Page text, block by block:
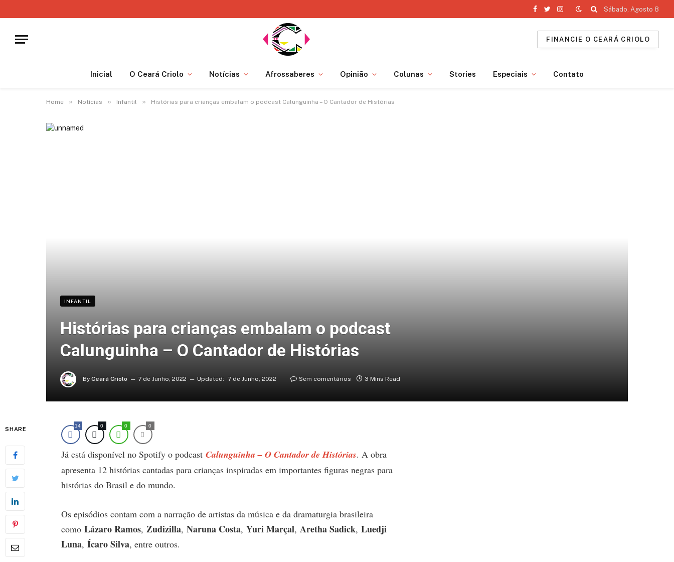
Facebook
TwitterInstagram
Sábado, Agosto 8
FINANCIE O CEARÁ CRIOLO
Inicial O Ceará Criolo Notícias Afrossaberes Opinião Colunas Stories Especiais Contato
Home » Notícias » Infantil » Histórias para crianças embalam o podcast Calunguinha – O Cantador de Histórias
INFANTIL
Histórias para crianças embalam o podcast
Calunguinha – O Cantador de Histórias
By Ceará Criolo 7 de Junho, 2022 Updated: 7 de Junho, 2022 Sem comentários 3 Mins Read
SHARE
14 0 0 0
Já está disponível no Spotify o podcast Calunguinha – O Cantador de Histórias. A obra
apresenta 12 histórias cantadas para crianças inspiradas em importantes figuras negras para
histórias do Brasil e do mundo.
Os episódios contam com a narração de artistas da música e da dramaturgia brasileira
como Lázaro Ramos, Zudizilla, Naruna Costa, Yuri Marçal, Aretha Sadick, Luedji
Luna, Ícaro Silva, entre outros.